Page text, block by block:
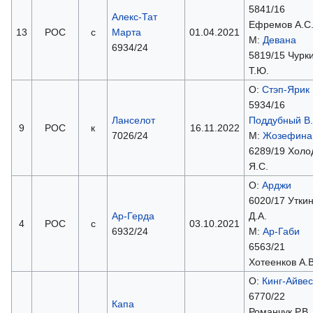
13 РОС с
Алекс-Тат
Марта
6934/24
01.04.2021
5841/16
Ефремов А.С.
М: Девана
5819/15
Т.Ю.
9 РОС к
Ланселот
7026/24
16.11.2022
О: Стэп-Ярик
5934/16
Поддубный
М: Жозефина
6289/19
Я.С.
4 РОС с
Ар-Герда
6932/24
03.10.2021
О: Арджи
6020/17 Уткин
Д.А.
М: Ар-Габи
6563/21
Хотеенков
Капа
О: Кинг-Айвес
6770/22